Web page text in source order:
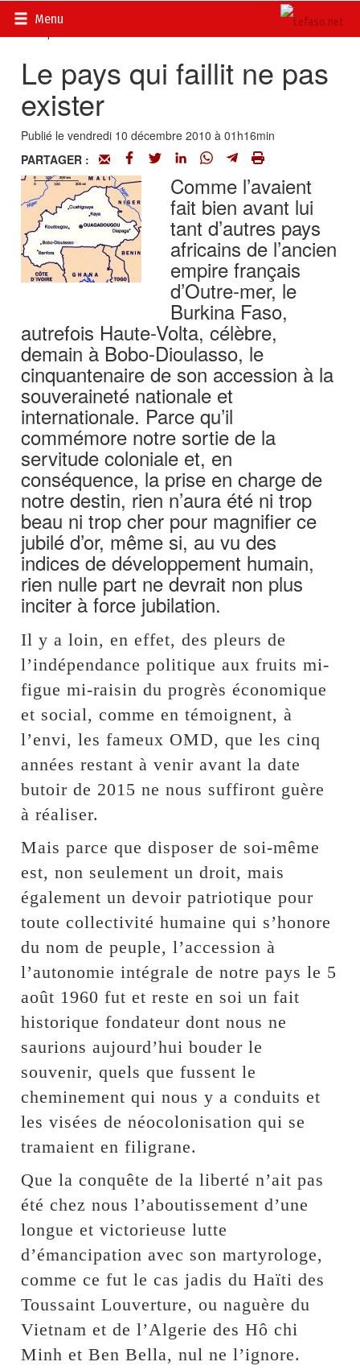
Menu
Accueil>
Cinquantenaire de
Le pays qui faillit ne pas
exister
Publié le vendredi 10 décembre 2010 à 01h16min
PARTAGER :
Comme l’avaient
fait bien avant lui
tant d’autres pays
africains de l’ancien
empire français
d’Outre-mer, le
Burkina Faso,
autrefois Haute-Volta, célèbre,
demain à Bobo-Dioulasso, le
cinquantenaire de son accession à la
souveraineté nationale et
internationale. Parce qu’il
commémore notre sortie de la
servitude coloniale et, en
conséquence, la prise en charge de
notre destin, rien n’aura été ni trop
beau ni trop cher pour magnifier ce
jubilé d’or, même si, au vu des
indices de développement humain,
rien nulle part ne devrait non plus
inciter à force jubilation.
Il y a loin, en effet, des pleurs de
l’indépendance politique aux fruits mi-
figue mi-raisin du progrès économique
et social, comme en témoignent, à
l’envi, les fameux OMD, que les cinq
années restant à venir avant la date
butoir de 2015 ne nous suffiront guère
à réaliser.
Mais parce que disposer de soi-même
est, non seulement un droit, mais
également un devoir patriotique pour
toute collectivité humaine qui s’honore
du nom de peuple, l’accession à
l’autonomie intégrale de notre pays le 5
août 1960 fut et reste en soi un fait
historique fondateur dont nous ne
saurions aujourd’hui bouder le
souvenir, quels que fussent le
cheminement qui nous y a conduits et
les visées de néocolonisation qui se
tramaient en filigrane.
Que la conquête de la liberté n’ait pas
été chez nous l’aboutissement d’une
longue et victorieuse lutte
d’émancipation avec son martyrologe,
comme ce fut le cas jadis du Haïti des
Toussaint Louverture, ou naguère du
Vietnam et de l’Algerie des Hô chi
Minh et Ben Bella, nul ne l’ignore.